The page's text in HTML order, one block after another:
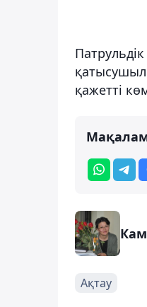
қажетті
Ақтау